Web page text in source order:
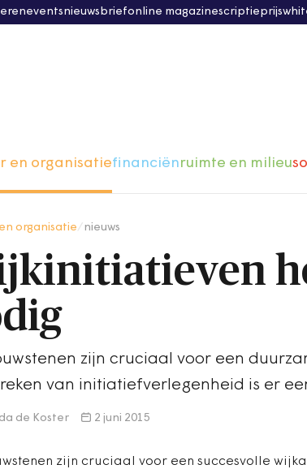
eventsnieuwsbriefonline magazinescriptieprijs
en organisatiefinanciënruimte en milieu
organisatie nieuws
zijn cruciaal voor een
van initiatiefverlegenheid is er
de Koster 2 juni 2015
zijn cruciaal voor een succesvolle